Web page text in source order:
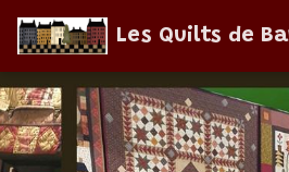
Les Quilts de